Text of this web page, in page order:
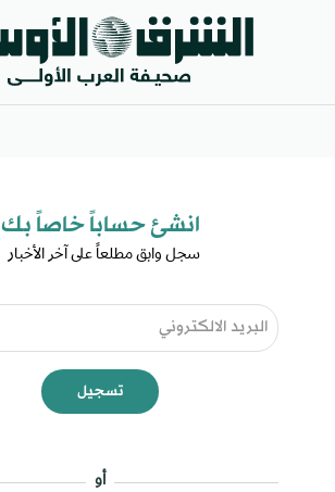
انشئ حساباً خاصاً بك​
سجل وابق مطلعاً على آخر الأخبار ​
تسجيل
أو